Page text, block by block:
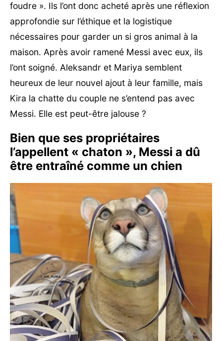
foudre ». Ils l’ont donc acheté après une réflexion
approfondie sur l’éthique et la logistique
nécessaires pour garder un si gros animal à la
maison. Après avoir ramené Messi avec eux, ils
l’ont soigné. Aleksandr et Mariya semblent
heureux de leur nouvel ajout à leur famille, mais
Kira la chatte du couple ne s’entend pas avec
Messi. Elle est peut-être jalouse ?
Bien que ses propriétaires
l’appellent « chaton », Messi a dû
être entraîné comme un chien